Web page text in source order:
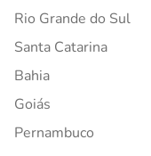
Rio Grande do Sul
Santa Catarina
Bahia
Goiás
Pernambuco